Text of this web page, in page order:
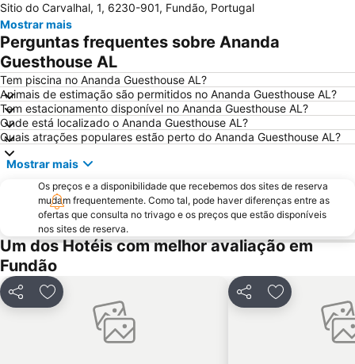
Aldeia Histórica de Idanha-a-Velha
Praia Fluvial da Meimoa
Praia Fluvial das Canaveias
Vila de Avô
Ecomuseu da Serra da Lousã
Arco romano da Bobadela
Pavilhão Gimnodesportivo de Serpins
Museu do Pão
Praia Fluvial do Troviscal
Piscina Flutuante da Barragem do Cabril
Piscina Municipal da Covilhã
Fluvial da Fróia
Barragem do Cabril
Serra da Atalhada
Cascata Pedra da Ferida
Castelo de Linhares da Beira
Praia Artificial
Casa de Santar
Aristides de Sousa Mendes Foundation
Barragem Marechal Carmona
Campo de Futebol Dr. José Pinto de Aguiar
Largo Francisco Inácio Dias Nogueira ou Largo do Pombal
Sitio do Carvalhal, 1, 6230-901, Fundão, Portugal
Mostrar mais
Perguntas frequentes sobre Ananda
Guesthouse AL
Tem piscina no Ananda Guesthouse AL?
Animais de estimação são permitidos no Ananda Guesthouse AL?
Tem estacionamento disponível no Ananda Guesthouse AL?
Onde está localizado o Ananda Guesthouse AL?
Quais atrações populares estão perto do Ananda Guesthouse AL?
Mostrar mais
Os preços e a disponibilidade que recebemos dos sites de reserva
mudam frequentemente. Como tal, pode haver diferenças entre as
ofertas que consulta no trivago e os preços que estão disponíveis
nos sites de reserva.
Um dos Hotéis com melhor avaliação em
Fundão
PartilharAdicionar aos favoritos PartilharAdicionar